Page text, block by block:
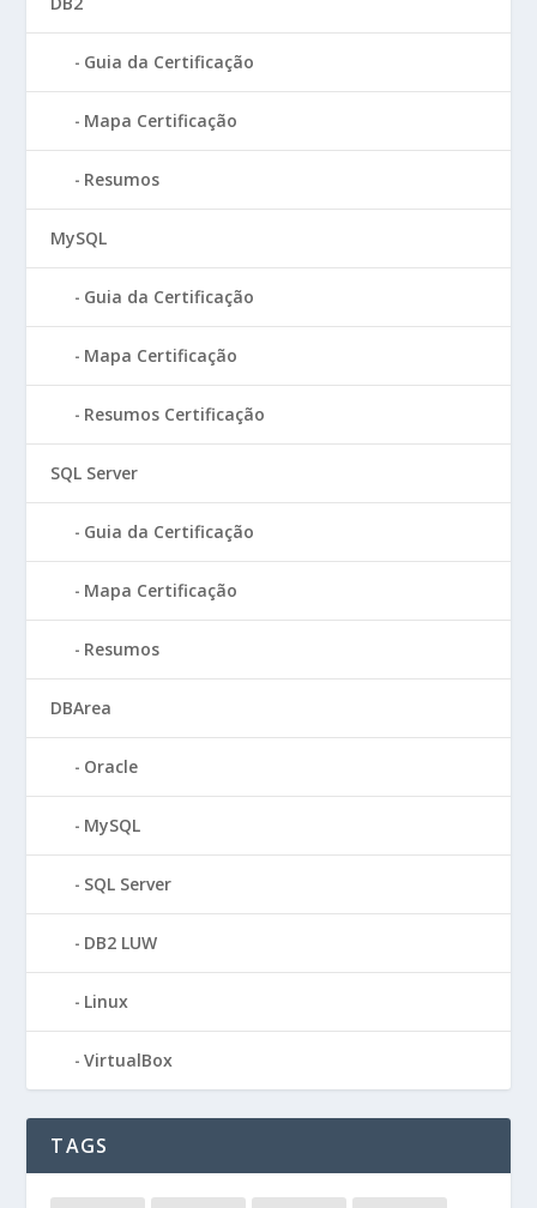
Guia da Certificação
Mapa Certificação
Resumos
MySQL
Guia da Certificação
Mapa Certificação
Resumos Certificação
SQL Server
Guia da Certificação
Mapa Certificação
Resumos
DBArea
Oracle
MySQL
SQL Server
DB2 LUW
Linux
VirtualBox
TAGS